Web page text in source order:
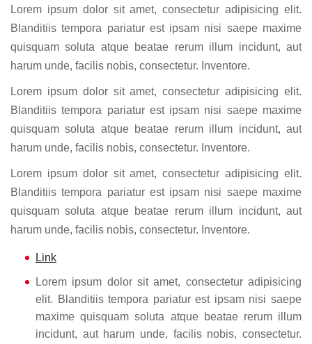
Lorem ipsum dolor sit amet, consectetur adipisicing elit.
Blanditiis tempora pariatur est ipsam nisi saepe maxime
quisquam soluta atque beatae rerum illum incidunt, aut
harum unde, facilis nobis, consectetur. Inventore.
Lorem ipsum dolor sit amet, consectetur adipisicing elit.
Blanditiis tempora pariatur est ipsam nisi saepe maxime
quisquam soluta atque beatae rerum illum incidunt, aut
harum unde, facilis nobis, consectetur. Inventore.
Lorem ipsum dolor sit amet, consectetur adipisicing elit.
Blanditiis tempora pariatur est ipsam nisi saepe maxime
quisquam soluta atque beatae rerum illum incidunt, aut
harum unde, facilis nobis, consectetur. Inventore.
Link
Lorem ipsum dolor sit amet, consectetur adipisicing
elit. Blanditiis tempora pariatur est ipsam nisi saepe
maxime quisquam soluta atque beatae rerum illum
incidunt, aut harum unde, facilis nobis, consectetur.